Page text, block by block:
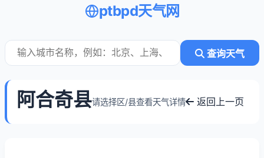
ptbpd天气网
查询天气
阿合奇县请选择区/县查看天气详情 返回上一页